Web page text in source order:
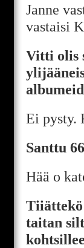
Janne
vastaisi
Vitti olis
Ei pysty.
Santtu
Hää o
taitan